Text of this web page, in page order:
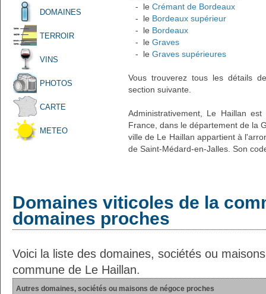
DOMAINES
TERROIR
VINS
PHOTOS
CARTE
METEO
- le Crémant de Bordeaux
- le Bordeaux supérieur
- le Bordeaux
- le Graves
- le Graves supérieures
Vous trouverez tous les détails
section suivante.
Administrativement, Le Haillan
France, dans le département de la
ville de Le Haillan appartient à
de Saint-Médard-en-Jalles. Son
Domaines viticoles de la
domaines proches
Voici la liste des domaines, sociétés ou
commune de Le Haillan.
Autres domaines, sociétés ou maisons de négoce proches